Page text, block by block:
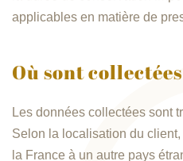
applicables en matière de
Où sont
Les données collectées sont
Selon la localisation du
la France à un autre pays